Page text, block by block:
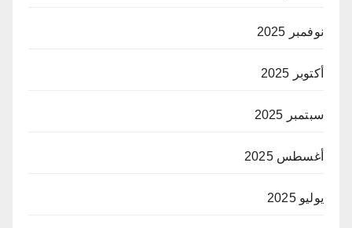
نوفمبر 2025
أكتوبر 2025
سبتمبر 2025
أغسطس 2025
يوليو 2025